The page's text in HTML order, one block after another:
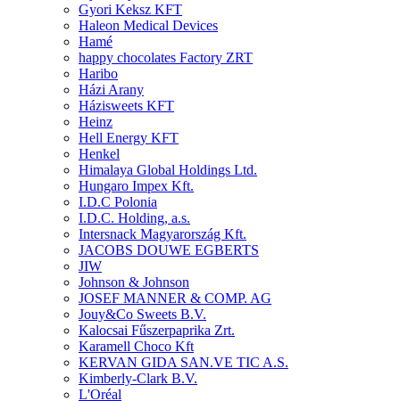
Gyori Keksz KFT
Haleon Medical Devices
Hamé
happy chocolates Factory ZRT
Haribo
Házi Arany
Házisweets KFT
Heinz
Hell Energy KFT
Henkel
Himalaya Global Holdings Ltd.
Hungaro Impex Kft.
I.D.C Polonia
I.D.C. Holding, a.s.
Intersnack Magyarország Kft.
JACOBS DOUWE EGBERTS
JIW
Johnson & Johnson
JOSEF MANNER & COMP. AG
Jouy&Co Sweets B.V.
Kalocsai Fűszerpaprika Zrt.
Karamell Choco Kft
KERVAN GIDA SAN.VE TIC A.S.
Kimberly-Clark B.V.
L'Oréal